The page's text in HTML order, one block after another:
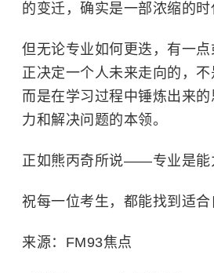
的变迁，确实是一部浓缩的时
但无论专业如何更迭，有一
正决定一个人未来走向的，不
而是在学习过程中锤炼出来
力和解决问题的本领。
正如熊丙奇所说——专业是能
祝每一位考生，都能找到适合
来源：FM93焦点